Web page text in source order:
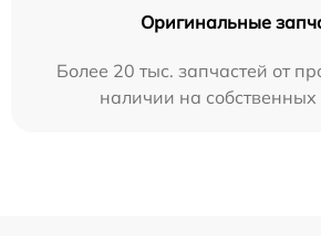
Оригинальные
Более 20 тыс. запчастей от
наличии на собственных